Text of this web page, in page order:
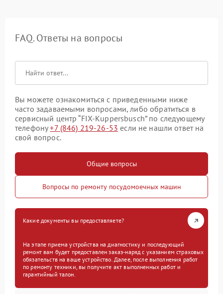
FAQ. Ответы на вопросы
Вы можете ознакомиться с приведенными ниже
часто задаваемыми вопросами, либо обратиться в
сервисный центр “FIX-Kuppersbusch” по следующему
телефону+7 (846) 219-26-53 если не нашли ответ на
свой вопрос.
Общие вопросы
Вопросы по ремонту посудомоечных машин
Какие документы вы предоставляете?
На этапе приема устройства на диагностику и последующий
ремонт вам будет предоставлен заказ-наряд с указанием страховых
обязательств на ваше устройство. Далее, после выполнения работ
по ремонту техники, вы получите акт выполненных работ и
гарантийный талон.